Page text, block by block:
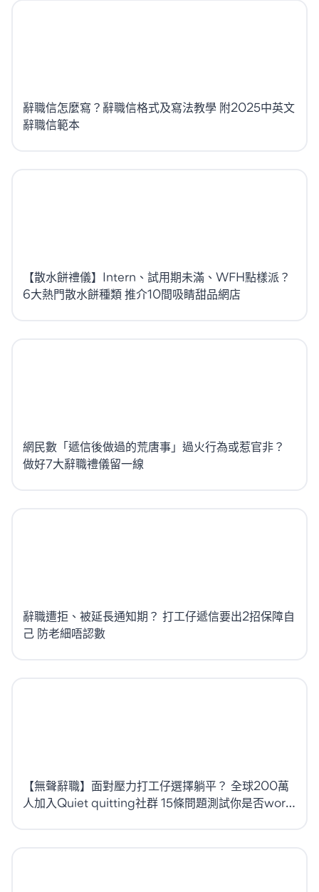
辭職信怎麼寫？辭職信格式及寫法教學 附2025中英文
辭職信範本
【散水餅禮儀】Intern、試用期未滿、WFH點樣派？
6大熱門散水餅種類 推介10間吸睛甜品網店
網民數「遞信後做過的荒唐事」過火行為或惹官非？
做好7大辭職禮儀留一線
辭職遭拒、被延長通知期？ 打工仔遞信要出2招保障自
己 防老細唔認數
【無聲辭職】面對壓力打工仔選擇躺平？ 全球200萬
人加入Quiet quitting社群 15條問題測試你是否work-